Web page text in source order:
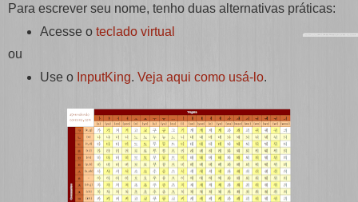
Para escrever seu nome, tenho duas alternativas práticas:
Acesse o teclado virtual
ou
Use o InputKing. Veja aqui como usá-lo.